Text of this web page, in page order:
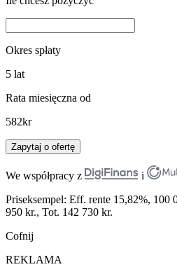
Okres spłaty
5 lat
Rata miesięczna od
582kr
Zapytaj o ofertę
We współpracy z
i
Priseksempel: Eff. rente 15,82%, 100
950 kr., Tot. 142 730 kr.
Cofnij
REKLAMA